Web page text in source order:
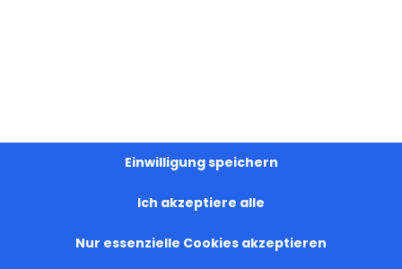
Einwilligung speichern
Ich akzeptiere alle
Nur essenzielle Cookies akzeptieren